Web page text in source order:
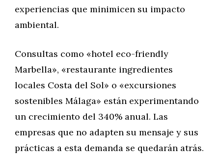
experiencias que minimicen su impacto
ambiental.
Consultas como «hotel eco-friendly
Marbella», «restaurante ingredientes
locales Costa del Sol» o «excursiones
sostenibles Málaga» están experimentando
un crecimiento del 340% anual. Las
empresas que no adapten su mensaje y sus
prácticas a esta demanda se quedarán atrás.